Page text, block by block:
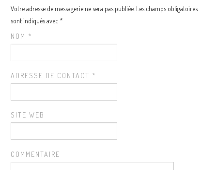
Votre adresse de messagerie ne sera pas publiée. Les champs obligatoires
sont indiqués avec *
NOM *
ADRESSE DE CONTACT *
SITE WEB
COMMENTAIRE